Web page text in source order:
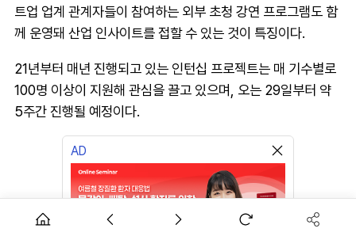
트업 업계 관계자들이 참여하는 외부 초청 강연 프로그램도 함
께 운영돼 산업 인사이트를 접할 수 있는 것이 특징이다.
21년부터 매년 진행되고 있는 인턴십 프로젝트는 매 기수별로
100명 이상이 지원해 관심을 끌고 있으며, 오는 29일부터 약
5주간 진행될 예정이다.
AD